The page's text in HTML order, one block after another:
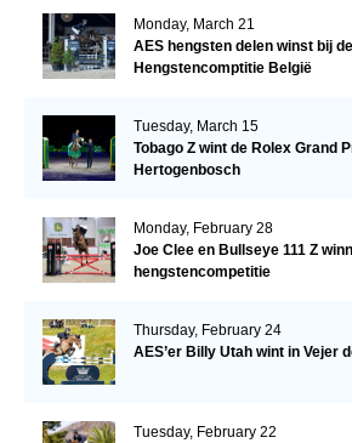
Monday, March 21
AES hengsten delen winst bij
Hengstencomptitie België
Tuesday, March 15
Tobago Z wint de Rolex Grand
Hertogenbosch
Monday, February 28
Joe Clee en Bullseye 111 Z
hengstencompetitie
Thursday, February 24
AES’er Billy Utah wint in Vejer
Tuesday, February 22